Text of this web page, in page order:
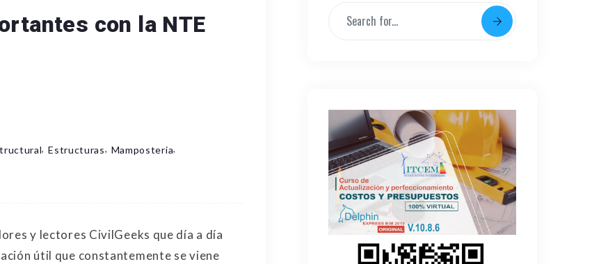
con la NTE
, Estructuras, Mamposteria,
y lectores CivilGeeks que día a día
útil que constantemente se viene